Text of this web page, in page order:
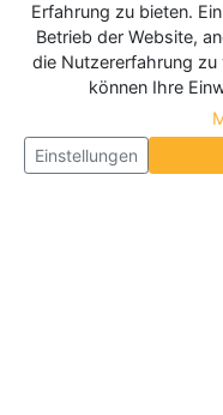
Erfahrung zu bieten.
Betrieb der Website,
die Nutzererfahrung
können Ihre
Einstellungen